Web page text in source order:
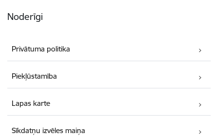
Noderīgi
Privātuma politika
Piekļūstamība
Lapas karte
Sīkdatņu izvēles maiņa